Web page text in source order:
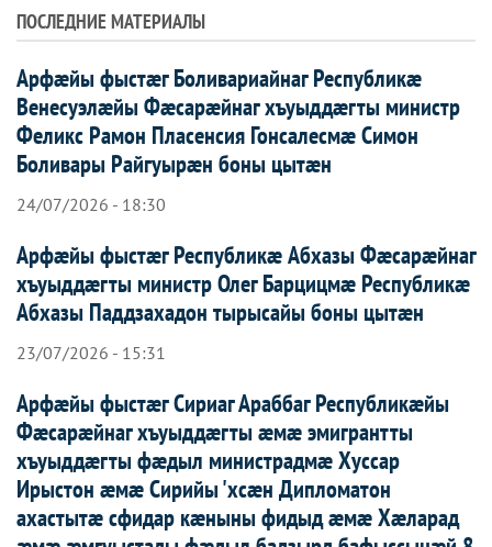
ПОСЛЕДНИЕ МАТЕРИАЛЫ
Арфæйы фыстæг Боливариайнаг Республикæ
Венесуэлæйы Фæсарæйнаг хъуыддæгты министр
Феликс Рамон Пласенсия Гонсалесмæ Симон
Боливары Райгуырæн боны цытæн
24/07/2026 - 18:30
Арфæйы фыстæг Республикæ Абхазы Фæсарæйнаг
хъуыддæгты министр Олег Барцицмæ Республикæ
Абхазы Паддзахадон тырысайы боны цытæн
23/07/2026 - 15:31
Арфæйы фыстæг Сириаг Араббаг Республикæйы
Фæсарæйнаг хъуыддæгты æмæ эмигрантты
хъуыддæгты фæдыл министрадмæ Хуссар
Ирыстон æмæ Сирийы 'хсæн Дипломатон
ахастытæ сфидар кæныны фидыд æмæ Хæларад